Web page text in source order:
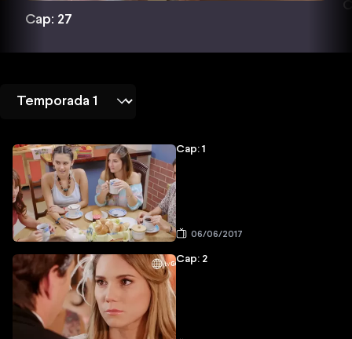
Cap: 27
Cap: 1
06/06/2017
Cap: 2